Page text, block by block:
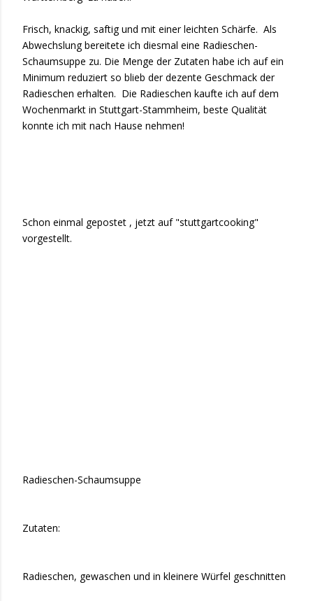
Frisch, knackig, saftig und mit einer leichten Schärfe. Als
Abwechslung bereitete ich diesmal eine Radieschen-
Schaumsuppe zu. Die Menge der Zutaten habe ich auf ein
Minimum reduziert so blieb der dezente Geschmack der
Radieschen erhalten. Die Radieschen kaufte ich auf dem
Wochenmarkt in Stuttgart-Stammheim, beste Qualität
konnte ich mit nach Hause nehmen!
Schon einmal gepostet , jetzt auf "stuttgartcooking"
vorgestellt.
Radieschen-Schaumsuppe
Zutaten:
Radieschen, gewaschen und in kleinere Würfel geschnitten